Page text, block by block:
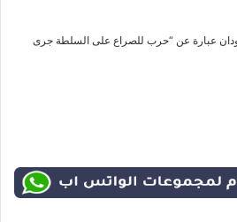
عبارة عن “حرب للصراع على السلطة جرى